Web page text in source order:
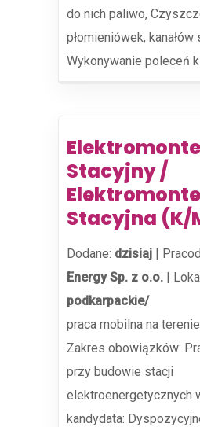
do nich paliwo,
płomieniówek, kanałów
Wykonywanie poleceń
Stacyjny /
Stacyjna (K/
Dodane: dzisiaj |
Energy Sp. z o.o. |
podkarpackie/
praca mobilna na
Zakres obowiązków:
przy budowie stacji
elektroenergetycznych
kandydata: